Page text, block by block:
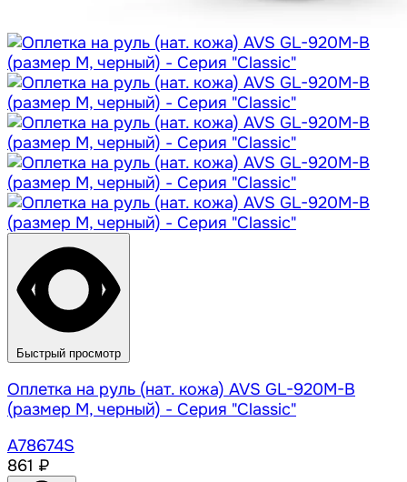
Быстрый просмотр
Оплетка на руль (нат. кожа) AVS GL-920M-B
(размер M, черный) - Серия "Classic"
A78674S
861 ₽